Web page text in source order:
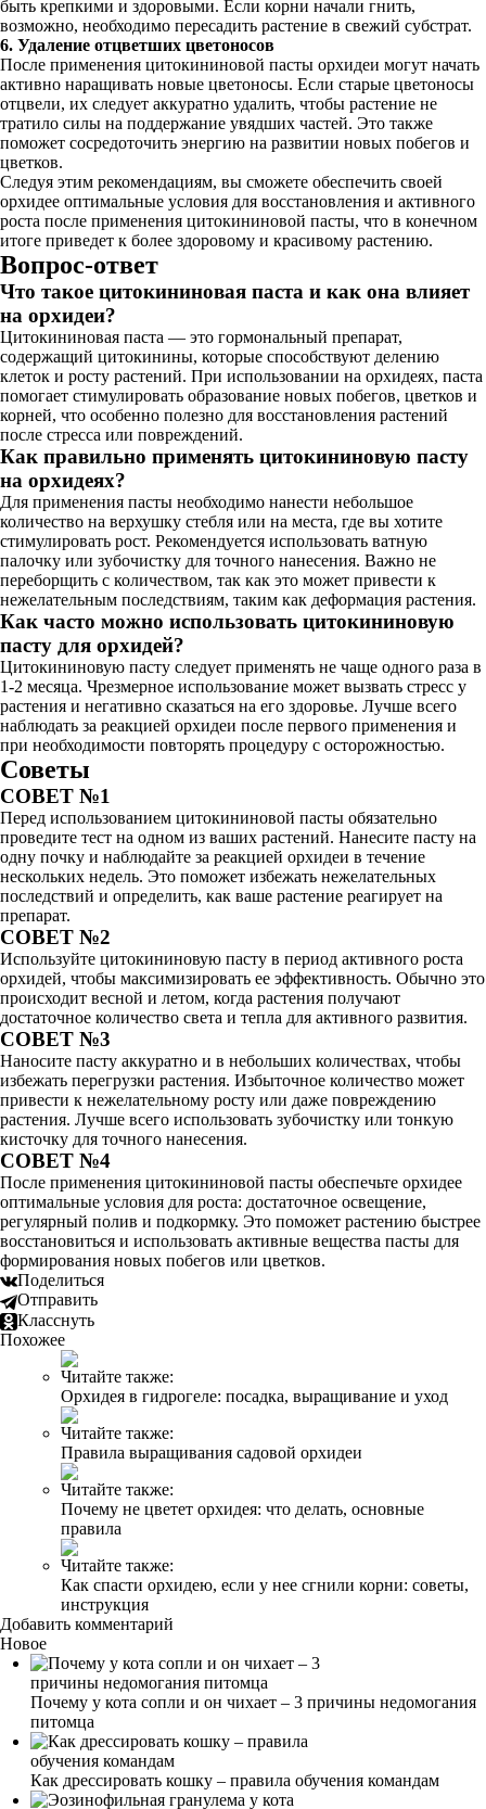
быть крепкими и здоровыми. Если корни начали гнить,
возможно, необходимо пересадить растение в свежий субстрат.
6. Удаление отцветших цветоносов
После применения цитокининовой пасты орхидеи могут начать
активно наращивать новые цветоносы. Если старые цветоносы
отцвели, их следует аккуратно удалить, чтобы растение не
тратило силы на поддержание увядших частей. Это также
поможет сосредоточить энергию на развитии новых побегов и
цветков.
Следуя этим рекомендациям, вы сможете обеспечить своей
орхидее оптимальные условия для восстановления и активного
роста после применения цитокининовой пасты, что в конечном
итоге приведет к более здоровому и красивому растению.
Вопрос-ответ
Что такое цитокининовая паста и как она влияет
на орхидеи?
Цитокининовая паста — это гормональный препарат,
содержащий цитокинины, которые способствуют делению
клеток и росту растений. При использовании на орхидеях, паста
помогает стимулировать образование новых побегов, цветков и
корней, что особенно полезно для восстановления растений
после стресса или повреждений.
Как правильно применять цитокининовую пасту
на орхидеях?
Для применения пасты необходимо нанести небольшое
количество на верхушку стебля или на места, где вы хотите
стимулировать рост. Рекомендуется использовать ватную
палочку или зубочистку для точного нанесения. Важно не
переборщить с количеством, так как это может привести к
нежелательным последствиям, таким как деформация растения.
Как часто можно использовать цитокининовую
пасту для орхидей?
Цитокининовую пасту следует применять не чаще одного раза в
1-2 месяца. Чрезмерное использование может вызвать стресс у
растения и негативно сказаться на его здоровье. Лучше всего
наблюдать за реакцией орхидеи после первого применения и
при необходимости повторять процедуру с осторожностью.
Советы
СОВЕТ №1
Перед использованием цитокининовой пасты обязательно
проведите тест на одном из ваших растений. Нанесите пасту на
одну почку и наблюдайте за реакцией орхидеи в течение
нескольких недель. Это поможет избежать нежелательных
последствий и определить, как ваше растение реагирует на
препарат.
СОВЕТ №2
Используйте цитокининовую пасту в период активного роста
орхидей, чтобы максимизировать ее эффективность. Обычно это
происходит весной и летом, когда растения получают
достаточное количество света и тепла для активного развития.
СОВЕТ №3
Наносите пасту аккуратно и в небольших количествах, чтобы
избежать перегрузки растения. Избыточное количество может
привести к нежелательному росту или даже повреждению
растения. Лучше всего использовать зубочистку или тонкую
кисточку для точного нанесения.
СОВЕТ №4
После применения цитокининовой пасты обеспечьте орхидее
оптимальные условия для роста: достаточное освещение,
регулярный полив и подкормку. Это поможет растению быстрее
восстановиться и использовать активные вещества пасты для
формирования новых побегов или цветков.
Поделиться
Отправить
Класснуть
Похожее
Читайте также:
Орхидея в гидрогеле: посадка, выращивание и уход
Читайте также:
Правила выращивания садовой орхидеи
Читайте также:
Почему не цветет орхидея: что делать, основные
правила
Читайте также:
Как спасти орхидею, если у нее сгнили корни: советы,
инструкция
Добавить комментарий
Новое
Почему у кота сопли и он чихает – 3 причины недомогания
питомца
Как дрессировать кошку – правила обучения командам